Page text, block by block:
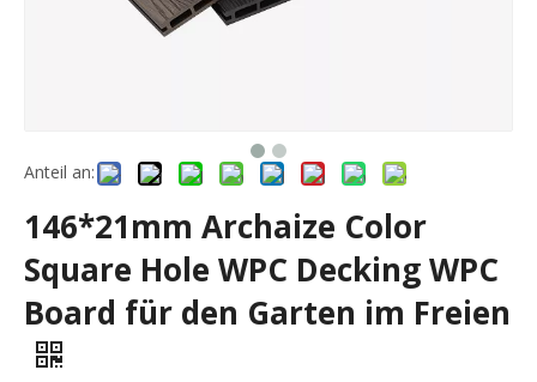
Anteil an:
146*21mm Archaize Color
Square Hole WPC Decking WPC
Board für den Garten im Freien